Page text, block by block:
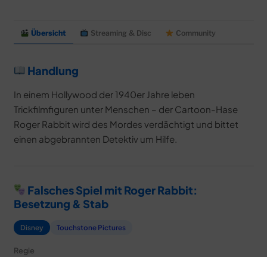
Übersicht Streaming & Disc Community
Handlung
In einem Hollywood der 1940er Jahre leben
Trickfilmfiguren unter Menschen – der Cartoon-Hase
Roger Rabbit wird des Mordes verdächtigt und bittet
einen abgebrannten Detektiv um Hilfe.
Falsches Spiel mit Roger Rabbit:
Besetzung & Stab
Disney Touchstone Pictures
Regie